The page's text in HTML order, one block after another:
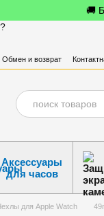
🚚
Обмен и возврат
Аксессуары
для часов
для Apple Watch